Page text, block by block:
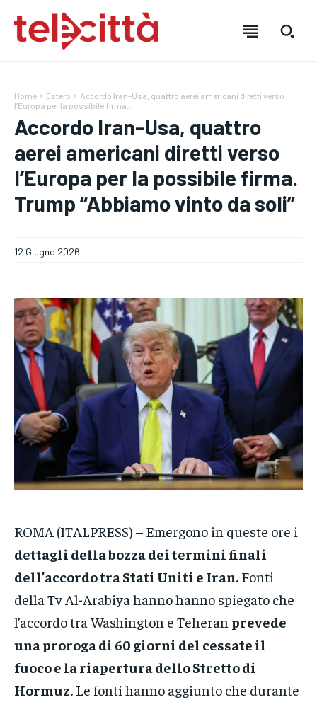
DIRETTA TELECITTÀ
NOTIZIE
CRONACA
VENETO
POLITICA
ECONOMIA
SPORT
CONTATTI
DIRETTA TELECITTÀ
NOTIZIE
CRONACA
VENETO
POLITICA
ECONOMIA
SPORT
CONTATTI
DIRETTA TELECITTÀ
NOTIZIE
CRONACA
VENETO
POLITICA
ECONOMIA
SPORT
CONTATTI
Home Estero
Accordo Iran-Usa, quattro aerei americani diretti verso
l’Europa per la possibile firma....
Accordo Iran-Usa, quattro
aerei americani diretti verso
l’Europa per la possibile firma.
Trump “Abbiamo vinto da soli”
12 Giugno 2026
ROMA (ITALPRESS) – Emergono in queste ore i
dettagli della bozza dei termini finali
dell’accordo tra Stati Uniti e Iran. Fonti
della Tv Al-Arabiya hanno hanno spiegato che
l’accordo tra Washington e Teheran prevede
una proroga di 60 giorni del cessate il
fuoco e la riapertura dello Stretto di
Hormuz. Le fonti hanno aggiunto che durante